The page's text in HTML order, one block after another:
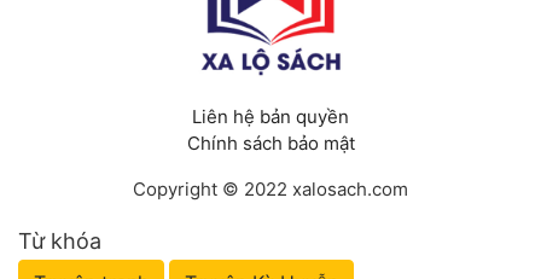
Liên hệ bản quyền
Chính sách bảo mật
Copyright © 2022 xalosach.com
Từ khóa